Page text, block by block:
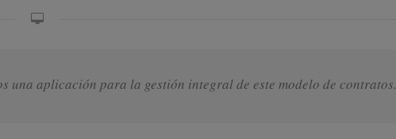
una aplicación para la gestión integral de este modelo de contratos.